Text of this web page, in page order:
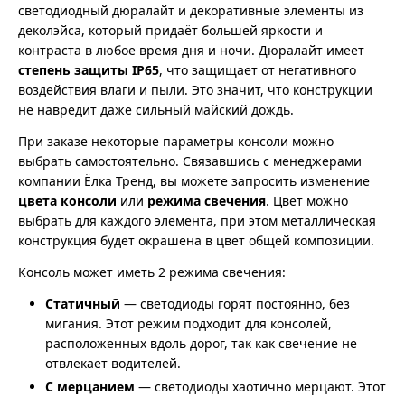
светодиодный дюралайт и декоративные элементы из
деколэйса, который придаёт большей яркости и
контраста в любое время дня и ночи. Дюралайт имеет
степень защиты IP65, что защищает от негативного
воздействия влаги и пыли. Это значит, что конструкции
не навредит даже сильный майский дождь.
При заказе некоторые параметры консоли можно
выбрать самостоятельно. Связавшись с менеджерами
компании Ёлка Тренд, вы можете запросить изменение
цвета консоли или режима свечения. Цвет можно
выбрать для каждого элемента, при этом металлическая
конструкция будет окрашена в цвет общей композиции.
Консоль может иметь 2 режима свечения:
Статичный — светодиоды горят постоянно, без
мигания. Этот режим подходит для консолей,
расположенных вдоль дорог, так как свечение не
отвлекает водителей.
С мерцанием — светодиоды хаотично мерцают. Этот